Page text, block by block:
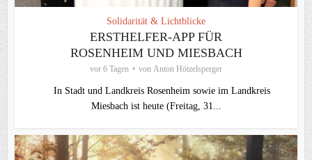
Solidarität & Lichtblicke
ERSTHELFER-APP FÜR
ROSENHEIM UND MIESBACH
vor 6 Tagen von Anton Hötzelsperger
In Stadt und Landkreis Rosenheim sowie im Landkreis
Miesbach ist heute (Freitag, 31...